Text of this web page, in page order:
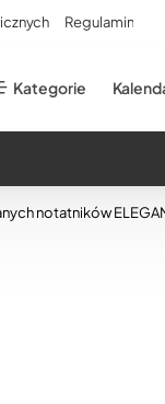
Regulamin
Kategorie
notatników